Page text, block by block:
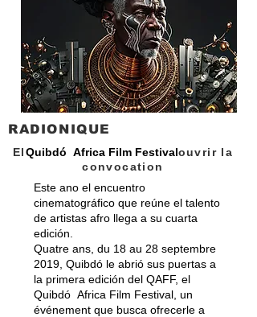
RADIONIQUE
ElQuibdó Africa Film Festivalouvrir la
convocation
Este ano el encuentro
cinematográfico que reúne el talento
de artistas afro llega a su cuarta
edición.
Quatre ans, du 18 au 28 septembre
2019, Quibdó le abrió sus puertas a
la primera edición del QAFF, el
Quibdó Africa Film Festival, un
événement que busca ofrecerle a